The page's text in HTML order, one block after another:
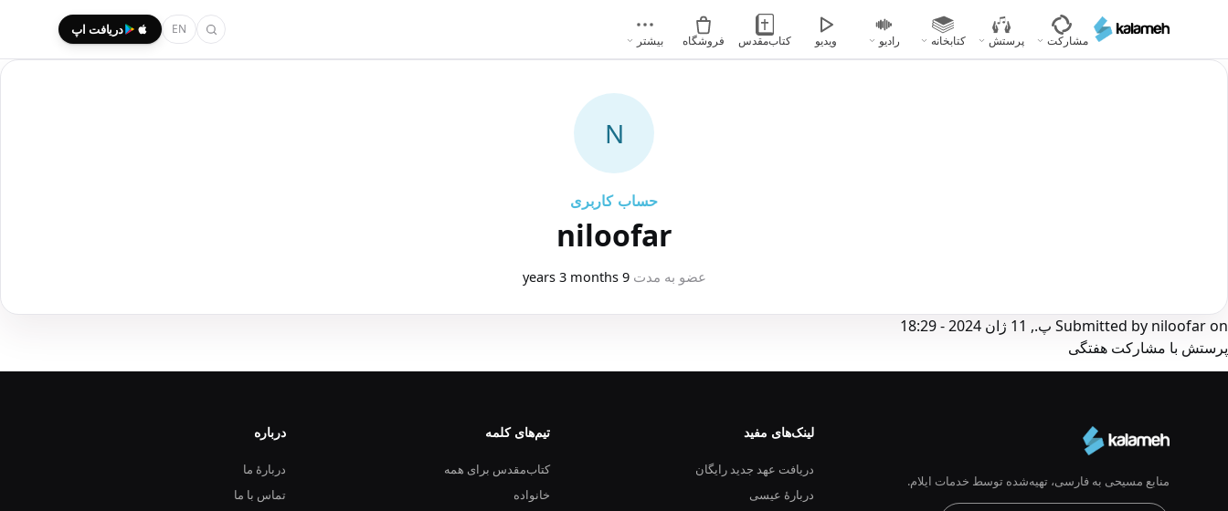
محتوای
اصلی
مشارکت پرستش کتابخانه رادیو ویدیو کتاب‌مقدس فروشگاه بیشتر
EN دریافت اپ
N
حساب کاربری
niloofar
عضو به مدت 9 years 3 months
Submitted by niloofaron
پ., 11 ژان 2024 - 18:29
پرستش با مشارکت هفتگی
منابع مسیحی به فارسی، تهیه‌شده توسط خدمات ایلام.
لینک‌های مفید
دریافت عهد جدید رایگان
دربارهٔ عیسی
تیم‌های کلمه
کتاب‌مقدس برای همه
خانواده
درباره
دربارهٔ ما
تماس با ما